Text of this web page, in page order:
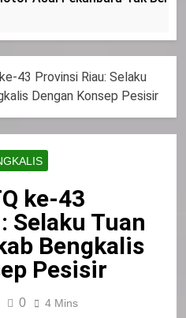
Nasional
Tepat
43 Provinsi Riau: Selaku
Dengan Konsep Pesisir
ke-43
Selaku Tuan
Bengkalis
Pesisir
0 4 Mins